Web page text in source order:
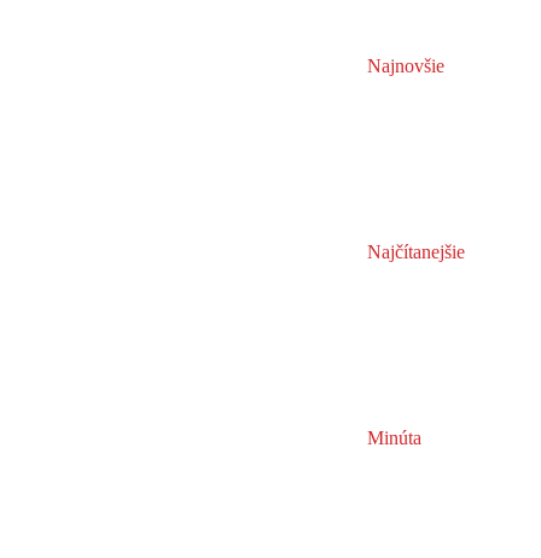
Najnovšie
Najčítanejšie
Minúta